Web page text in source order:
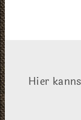
Hier